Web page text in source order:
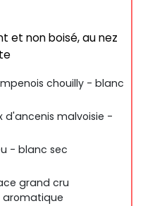
et non boisé, au nez
chouilly - blanc
d'ancenis malvoisie -
- blanc sec
grand cru
aromatique